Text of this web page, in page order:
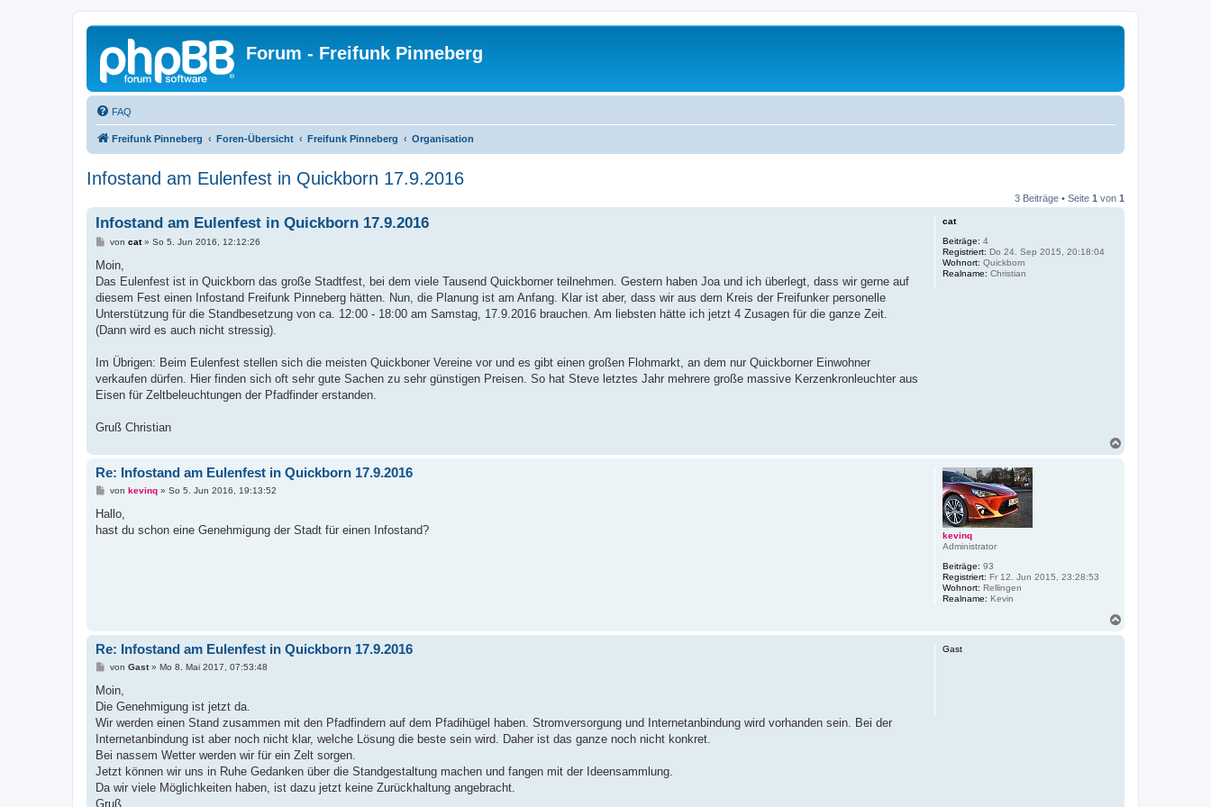
Forum - Freifunk Pinneberg
FAQ
Freifunk Pinneberg Foren-Übersicht Freifunk Pinneberg Organisation
Infostand am Eulenfest in Quickborn 17.9.2016
3 Beiträge • Seite 1 von 1
cat
Beiträge: 4
Registriert: Do 24. Sep 2015, 20:18:04
Wohnort: Quickborn
Realname: Christian
Infostand am Eulenfest in Quickborn 17.9.2016
B
i
r
a
von cat» So 5. Jun 2016, 12:12:26
Moin,
Das Eulenfest ist in Quickborn das große Stadtfest, bei dem viele Tausend Quickborner teilnehmen. Gestern haben Joa und ich überlegt, dass wir gerne auf
diesem Fest einen Infostand Freifunk Pinneberg hätten. Nun, die Planung ist am Anfang. Klar ist aber, dass wir aus dem Kreis der Freifunker personelle
Unterstützung für die Standbesetzung von ca. 12:00 - 18:00 am Samstag, 17.9.2016 brauchen. Am liebsten hätte ich jetzt 4 Zusagen für die ganze Zeit.
(Dann wird es auch nicht stressig).
Im Übrigen: Beim Eulenfest stellen sich die meisten Quickboner Vereine vor und es gibt einen großen Flohmarkt, an dem nur Quickborner Einwohner
verkaufen dürfen. Hier finden sich oft sehr gute Sachen zu sehr günstigen Preisen. So hat Steve letztes Jahr mehrere große massive Kerzenkronleuchter aus
Eisen für Zeltbeleuchtungen der Pfadfinder erstanden.
Gruß Christian
kevinq
Administrator
Beiträge: 93
Registriert: Fr 12. Jun 2015, 23:28:53
Wohnort: Rellingen
Realname: Kevin
Re: Infostand am Eulenfest in Quickborn 17.9.2016
B
i
r
von kevinq» So 5. Jun 2016, 19:13:52
Hallo,
hast du schon eine Genehmigung der Stadt für einen Infostand?
Gast
Re: Infostand am Eulenfest in Quickborn 17.9.2016
B
i
r
a
von Gast» Mo 8. Mai 2017, 07:53:48
Moin,
Die Genehmigung ist jetzt da.
Wir werden einen Stand zusammen mit den Pfadfindern auf dem Pfadihügel haben. Stromversorgung und Internetanbindung wird vorhanden sein. Bei der
Internetanbindung ist aber noch nicht klar, welche Lösung die beste sein wird. Daher ist das ganze noch nicht konkret.
Bei nassem Wetter werden wir für ein Zelt sorgen.
Jetzt können wir uns in Ruhe Gedanken über die Standgestaltung machen und fangen mit der Ideensammlung.
Da wir viele Möglichkeiten haben, ist dazu jetzt keine Zurückhaltung angebracht.
Gruß